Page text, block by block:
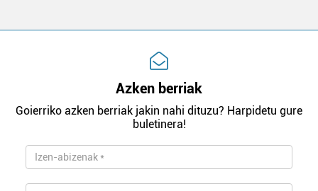
Azken berriak
Goierriko azken berriak jakin nahi dituzu? Harpidetu gure
buletinera!